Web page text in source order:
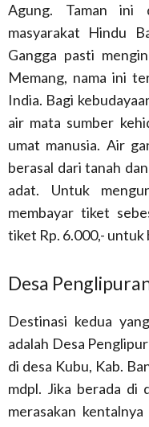
Agung. Taman ini
masyarakat Hindu
Gangga pasti
Memang, nama ini
India. Bagi
air mata sumber
umat manusia. Air
berasal dari tanah
adat. Untuk
membayar tiket
tiket Rp. 6.000,- untuk
Desa
Destinasi kedua
adalah Desa
di desa Kubu, Kab.
mdpl. Jika berada di
merasakan